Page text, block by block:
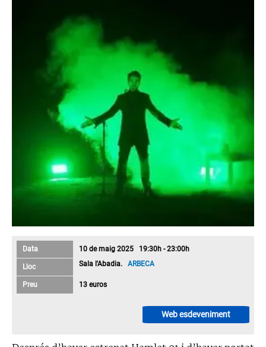
Data 10 de maig 2025 19:30h - 23:00h
Lloc Sala l'Abadia.ARBECA
Preu 13 euros
Web esdeveniment